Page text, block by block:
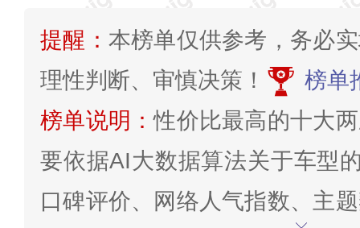
提醒： 本榜单仅供参考，务必
理性判断、审慎决策！
榜单
榜单说明：性价比最高的十大
要依据AI大数据算法关于车型
口碑评价、网络人气指数、主